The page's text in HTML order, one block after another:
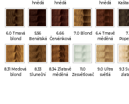
hnědá
hnědá
hnědá
6.0 Tmavá
blond
5.56
Benátská
červeň
6.66
Červánková
7.0 Blond
6.4 Tmavě
měděná
blond
7.1
8.31 Medová
blond
8.33
Sluneční
8.34 Zlatavě
měděná
11.0
Zesvětlovač
9.0 Ultra
světlá
9.3